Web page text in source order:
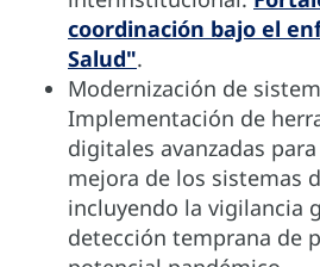
coordinación bajo el
Salud".
Modernización de
Implementación de
digitales avanzadas
mejora de los sistemas
incluyendo la vigilancia
detección temprana de